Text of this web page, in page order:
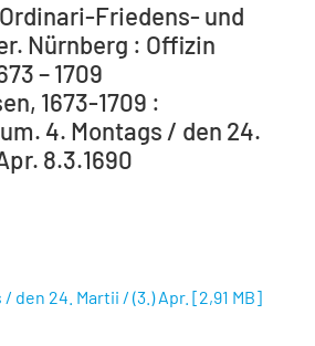
Friedens- und
Nürnberg : Offizin
– 1709
1673-1709 :
4. Montags / den 24.
8.3.1690
den 24. Martii / (3.) Apr. [2,91 MB]